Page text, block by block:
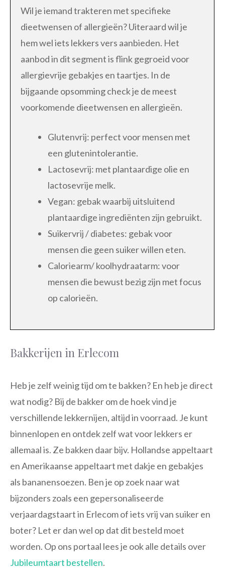
Wil je iemand trakteren met specifieke
dieetwensen of allergieën? Uiteraard wil je
hem wel iets lekkers vers aanbieden. Het
aanbod in dit segment is flink gegroeid voor
allergievrije gebakjes en taartjes. In de
bijgaande opsomming check je de meest
voorkomende dieetwensen en allergieën.
Glutenvrij: perfect voor mensen met
een glutenintolerantie.
Lactosevrij: met plantaardige olie en
lactosevrije melk.
Vegan: gebak waarbij uitsluitend
plantaardige ingrediënten zijn gebruikt.
Suikervrij / diabetes: gebak voor
mensen die geen suiker willen eten.
Caloriearm/ koolhydraatarm: voor
mensen die bewust bezig zijn met focus
op calorieën.
Bakkerijen in Erlecom
Heb je zelf weinig tijd om te bakken? En heb je direct
wat nodig? Bij de bakker om de hoek vind je
verschillende lekkernijen, altijd in voorraad. Je kunt
binnenlopen en ontdek zelf wat voor lekkers er
allemaal is. Ze bakken daar bijv. Hollandse appeltaart
en Amerikaanse appeltaart met dakje en gebakjes
als bananensoezen. Ben je op zoek naar wat
bijzonders zoals een gepersonaliseerde
verjaardagstaart in Erlecom of iets vrij van suiker en
boter? Let er dan wel op dat dit besteld moet
worden. Op ons portaal lees je ook alle details over
Jubileumtaart bestellen.